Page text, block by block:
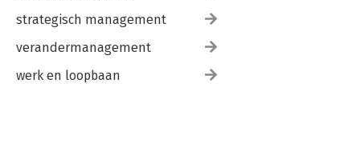
strategisch management
verandermanagement
werk en loopbaan